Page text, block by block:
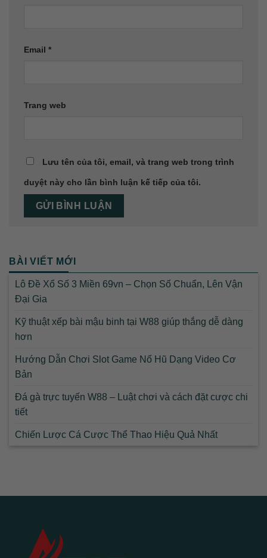
Email *
Trang web
Lưu tên của tôi, email, và trang web trong trình
duyệt này cho lần bình luận kế tiếp của tôi.
BÀI VIẾT MỚI
Lô Đề Xổ Số 3 Miền 69vn – Chọn Số Chuẩn, Lên Vận
Đại Gia
Kỹ thuật xếp bài mậu binh tại W88 giúp thắng dễ dàng
hơn
Hướng Dẫn Chơi Slot Game Nổ Hũ Dạng Video Cơ
Bản
Đá gà trực tuyến W88 – Luật chơi và cách đặt cược chi
tiết
Chiến Lược Cá Cược Thể Thao Hiệu Quả Nhất